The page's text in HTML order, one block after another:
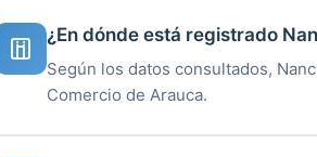
¿En dónde está registrado
Según los datos consultados,
Comercio de Arauca.